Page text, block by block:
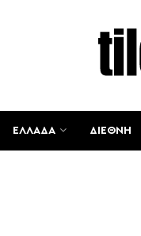
ΕΛΛΑΔΑ ΔΙΕΘΝΗ